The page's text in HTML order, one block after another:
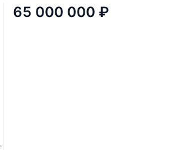
65 000 000 ₽